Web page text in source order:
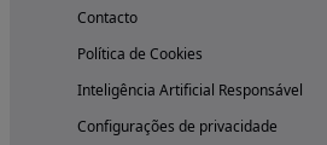
Contacto
Política de Cookies
Inteligência Artificial Responsável
Configurações de privacidade